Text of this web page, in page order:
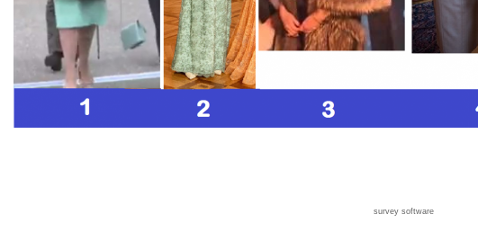
survey software